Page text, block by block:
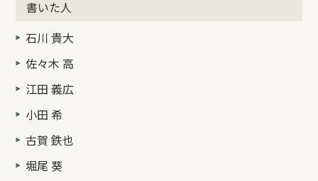
書いた人
石川 貴大
佐々木 高
江田 義広
小田 希
古賀 鉄也
堀尾 葵